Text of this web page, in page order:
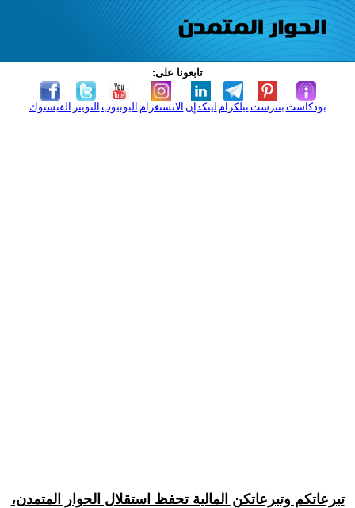
تابعونا على:
الفيسبوك التويتر اليوتيوب الانستغرام لينكدإن تيلكرامبنترست بودكاست
تبرعاتكم وتبرعاتكن المالية تحفظ استقلال الحوار المتمدن،